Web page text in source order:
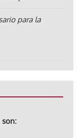
para la
son: